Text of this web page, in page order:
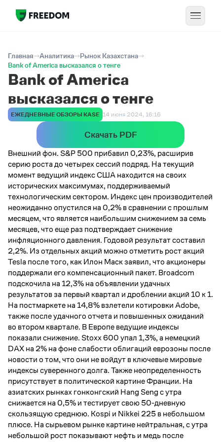
Главная Аналитика
Рынок Казахстана
Bank of America высказался о тенге
Bank of America
высказался о тенге
ЕЖЕДНЕВНЫЕ ОБЗОРЫ KASE 14 июня 2024, 16:16
Скачать PDF
Внешний фон. S&P 500 прибавил 0,23%, расширив
серию роста до четырех сессий подряд. На текущий
момент ведущий индекс США находится на своих
исторических максимумах, поддерживаемый
технологическим сектором. Индекс цен производителей
неожиданно опустился на 0,2% в сравнении с прошлым
месяцем, что является наибольшим снижением за семь
месяцев, что еще раз подтверждает снижение
инфляционного давления. Годовой результат составил
2,2%. Из отдельных акций можно отметить рост акций
Tesla после того, как Илон Маск заявил, что акционеры
поддержали его компенсационный пакет. Broadcom
подскочила на 12,3% на объявлении удачных
результатов за первый квартал и дроблении акций 10 к 1.
На постмаркете на 14,8% взлетели котировки Adobe,
также после удачного отчета и повышенных ожиданий
во втором квартале. В Европе ведущие индексы
показали снижение. Stoxx 600 упал 1,3%, а немецкий
DAX на 2% на фоне слабости облигаций еврозоны после
новости о том, что они не войдут в ключевые мировые
индексы суверенного долга. Также неопределенность
присутствует в политической картине Франции. На
азиатских рынках гонконгский Hang Seng с утра
снижается на 0,5% и тестирует свою 50-дневную
скользящую среднюю. Kospi и Nikkei 225 в небольшом
плюсе. На сырьевом рынке картине нейтральная, с утра
небольшой рост показывают нефть и медь после